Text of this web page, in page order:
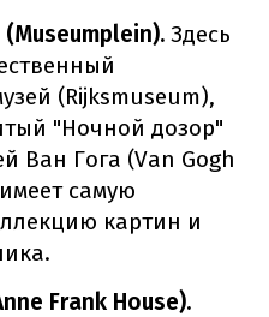
Здесь
(Rijksmuseum),
"Ночной дозор"
Ван Гога (Van Gogh
самую
картин и
Frank House).